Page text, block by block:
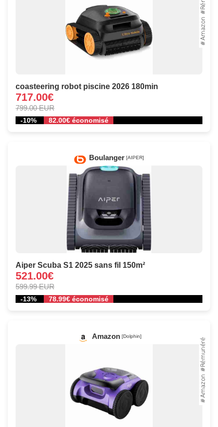
coasteering robot piscine 2026 180min
717.00€
799.00 EUR
-10% 82.00€ économisé
Boulanger [AIPER]
Aiper Scuba S1 2025 sans fil 150m²
521.00€
599.99 EUR
-13% 78.99€ économisé
Amazon [Dolphin]